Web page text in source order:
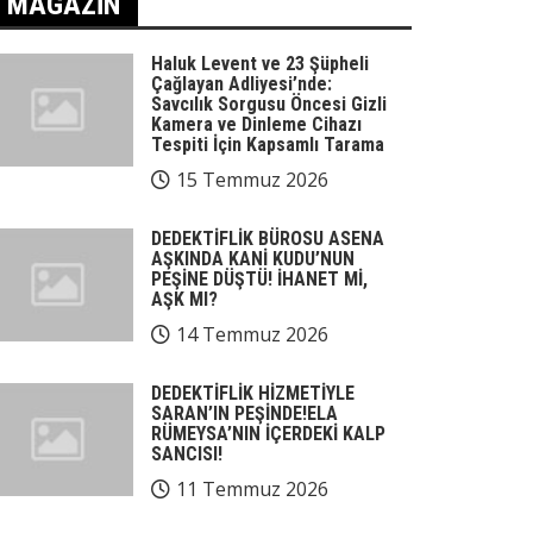
Haluk Levent ve 23 Şüpheli
Çağlayan Adliyesi’nde:
Savcılık Sorgusu Öncesi Gizli
Kamera ve Dinleme Cihazı
Tespiti İçin Kapsamlı Tarama
15 Temmuz 2026
DEDEKTİFLİK BÜROSU ASENA
AŞKINDA KANİ KUDU’NUN
PEŞİNE DÜŞTÜ! İHANET Mİ,
AŞK MI?
14 Temmuz 2026
DEDEKTİFLİK HİZMETİYLE
SARAN’IN PEŞİNDE!ELA
RÜMEYSA’NIN İÇERDEKİ KALP
SANCISI!
11 Temmuz 2026